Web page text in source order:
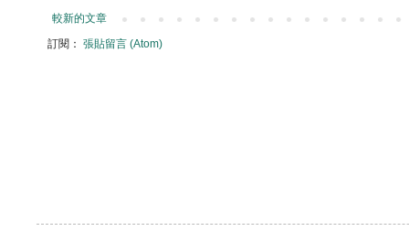
較新的文章
訂閱： 張貼留言 (Atom)